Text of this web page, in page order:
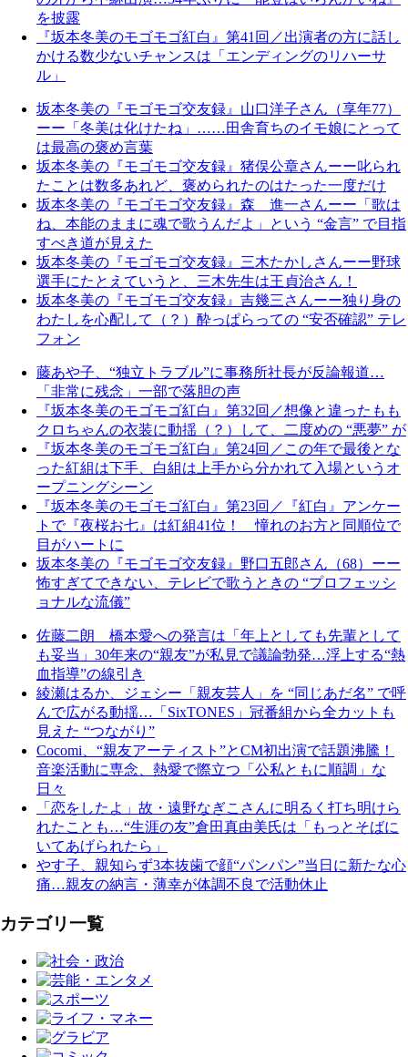
を披露
『坂本冬美のモゴモゴ紅白』第41回／出演者の方に話し
かける数少ないチャンスは「エンディングのリハーサ
ル」
坂本冬美の『モゴモゴ交友録』山口洋子さん（享年77）
ーー「冬美は化けたね」……田舎育ちのイモ娘にとって
は最高の褒め言葉
坂本冬美の『モゴモゴ交友録』猪俣公章さんーー叱られ
たことは数多あれど、褒められたのはたった一度だけ
坂本冬美の『モゴモゴ交友録』森 進一さんーー「歌は
ね、本能のままに魂で歌うんだよ」という “金言” で目指
すべき道が見えた
坂本冬美の『モゴモゴ交友録』三木たかしさんーー野球
選手にたとえていうと、三木先生は王貞治さん！
坂本冬美の『モゴモゴ交友録』吉幾三さんーー独り身の
わたしを心配して（？）酔っぱらっての “安否確認” テレ
フォン
藤あや子、“独立トラブル”に事務所社長が反論報道…
「非常に残念」一部で落胆の声
『坂本冬美のモゴモゴ紅白』第32回／想像と違ったもも
クロちゃんの衣装に動揺（？）して、二度めの “悪夢” が
『坂本冬美のモゴモゴ紅白』第24回／この年で最後とな
った紅組は下手、白組は上手から分かれて入場というオ
ープニングシーン
『坂本冬美のモゴモゴ紅白』第23回／『紅白』アンケー
トで『夜桜お七』は紅組41位！ 憧れのお方と同順位で
目がハートに
坂本冬美の『モゴモゴ交友録』野口五郎さん（68）ーー
怖すぎてできない、テレビで歌うときの “プロフェッシ
ョナルな流儀”
佐藤二朗 橋本愛への発言は「年上としても先輩として
も妥当」30年来の“親友”が私見で議論勃発…浮上する“熱
血指導”の線引き
綾瀬はるか、ジェシー「親友芸人」を “同じあだ名” で呼
んで広がる動揺…「SixTONES」冠番組から全カットも
見えた “つながり”
Cocomi、“親友アーティスト”とCM初出演で話題沸騰！
音楽活動に専念、熱愛で際立つ「公私ともに順調」な
日々
「恋をしたよ」故・遠野なぎこさんに明るく打ち明けら
れたことも…“生涯の友”倉田真由美氏は「もっとそばに
いてあげられたら」
やす子、親知らず3本抜歯で顔“パンパン”当日に新たな心
痛…親友の納言・薄幸が体調不良で活動休止
カテゴリ一覧